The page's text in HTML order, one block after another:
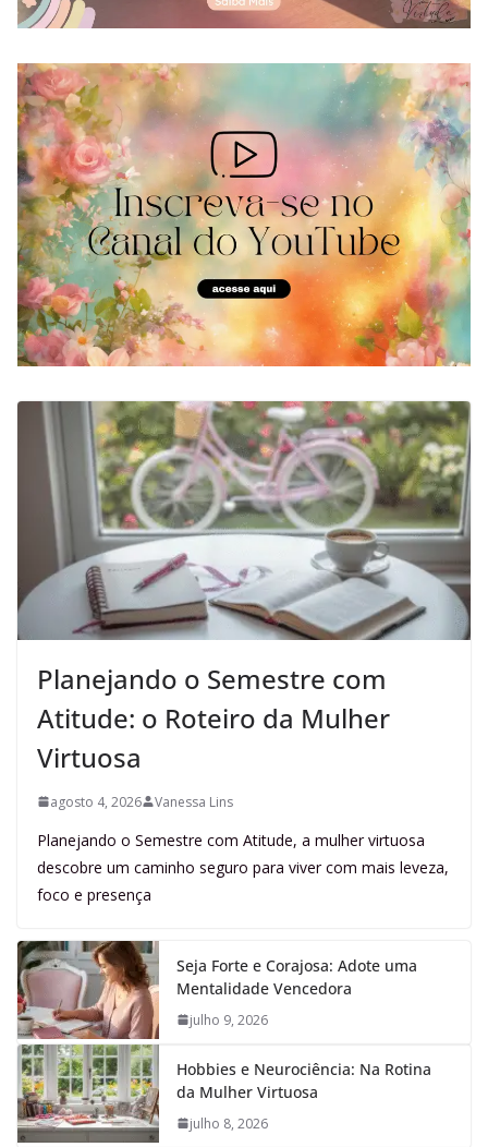
Planejando o Semestre com
Atitude: o Roteiro da Mulher
Virtuosa
agosto 4, 2026 Vanessa Lins
Planejando o Semestre com Atitude, a mulher virtuosa
descobre um caminho seguro para viver com mais leveza,
foco e presença
Seja Forte e Corajosa: Adote uma
Mentalidade Vencedora
julho 9, 2026
Hobbies e Neurociência: Na Rotina
da Mulher Virtuosa
julho 8, 2026